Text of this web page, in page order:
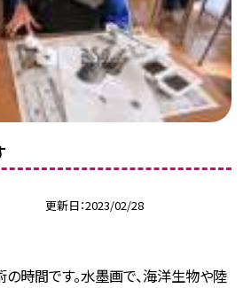
更新日 2023/02/28
時間です。水墨画で、海洋生物や陸